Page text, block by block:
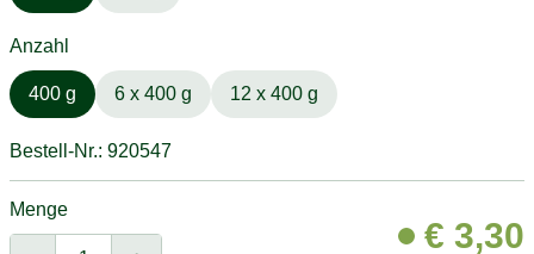
Anzahl
400 g 6 x 400 g 12 x 400 g
Bestell-Nr.: 920547
Menge
€ 3,30